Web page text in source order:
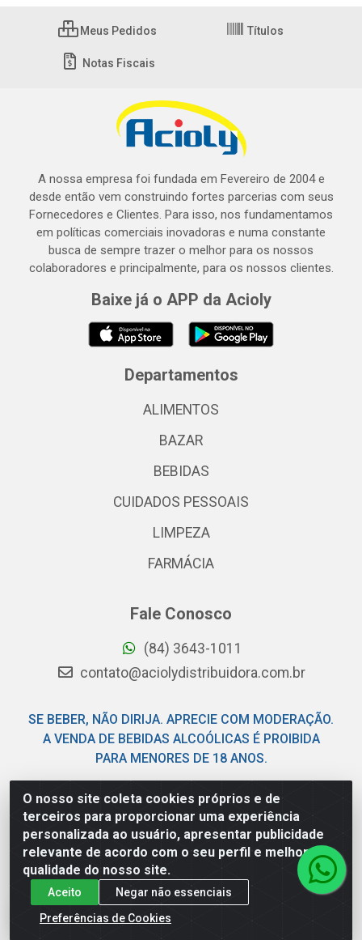
O nosso site coleta cookies próprios e de
terceiros para proporcionar uma experiência
personalizada ao usuário, apresentar publicidade
relevante de acordo com o seu perfil e melhorar a
qualidade do nosso site.
Aceito
Negar não essenciais
Preferências de Cookies
Meus Pedidos Títulos
Notas Fiscais
A nossa empresa foi fundada em Fevereiro de 2004 e
desde então vem construindo fortes parcerias com seus
Fornecedores e Clientes. Para isso, nos fundamentamos
em políticas comerciais inovadoras e numa constante
busca de sempre trazer o melhor para os nossos
colaboradores e principalmente, para os nossos clientes.
Baixe já o APP da Acioly
Departamentos
ALIMENTOS
BAZAR
BEBIDAS
CUIDADOS PESSOAIS
LIMPEZA
FARMÁCIA
Fale Conosco
(84) 3643-1011
contato@aciolydistribuidora.com.br
SE BEBER, NÃO DIRIJA. APRECIE COM MODERAÇÃO.
A VENDA DE BEBIDAS ALCOÓLICAS É PROIBIDA
PARA MENORES DE 18 ANOS.
Acioly Distribuidora - Av Piloto Pereira Tim - Parque de
Exposições - Parnamirim/RN - CEP 59146-480 - CNPJ
06.029.901/0001-92